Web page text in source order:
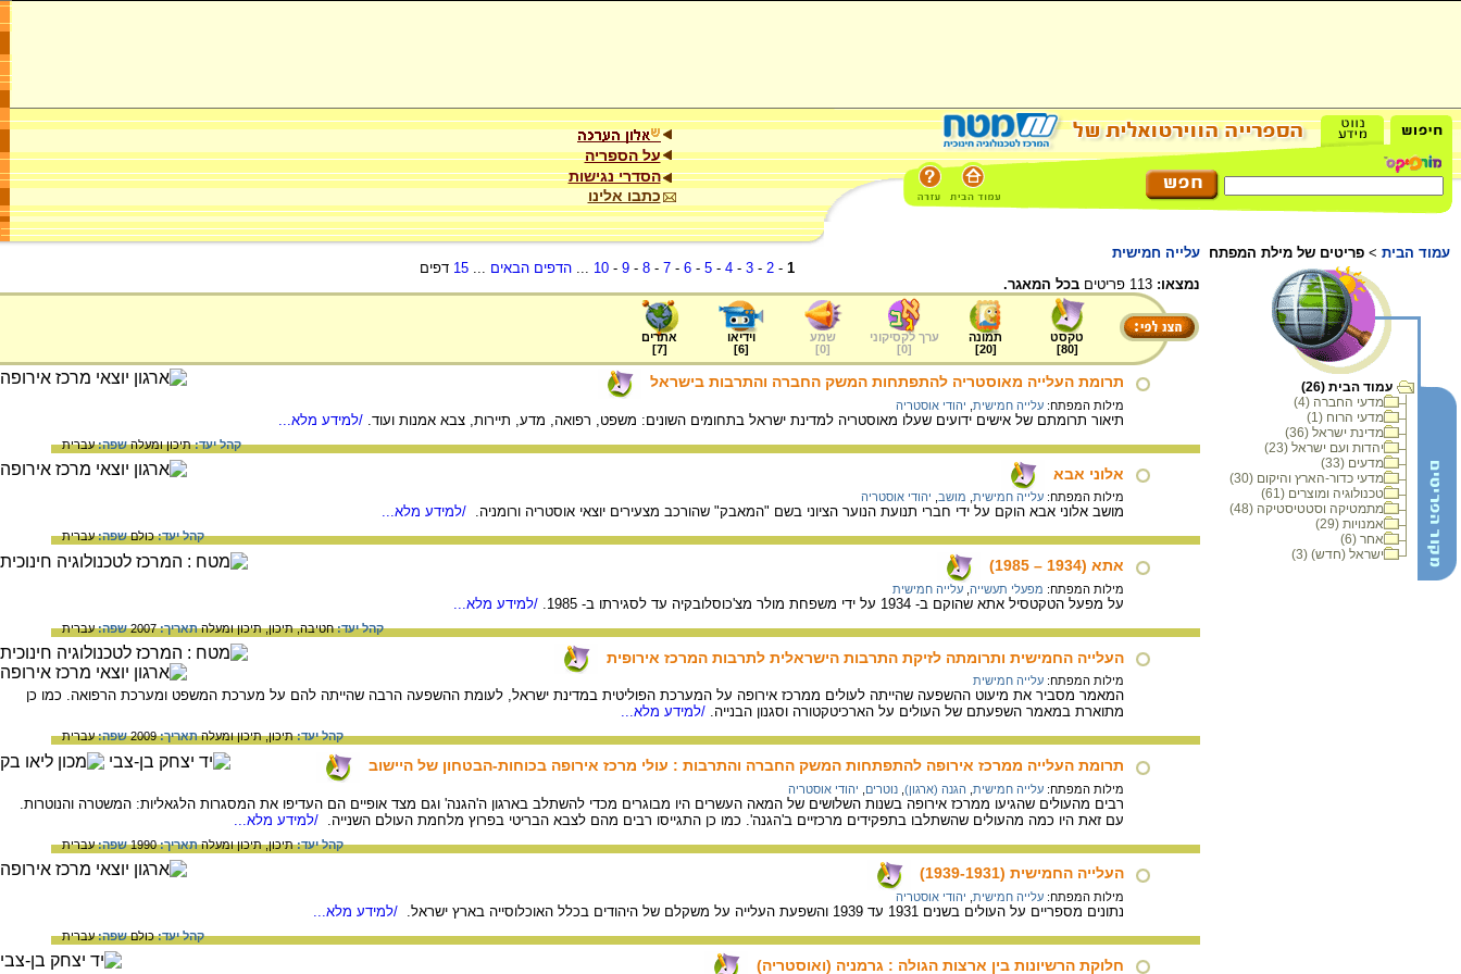
על הספריה
הסדרי נגישות
כתבו אלינו
עמוד הבית > פריטים של מילת המפתח עלייה חמישית
עמוד הבית (26)
מדעי החברה (4)
מדעי הרוח (1)
מדינת ישראל (36)
יהדות ועם ישראל (23)
מדעים (33)
מדעי כדור-הארץ והיקום (30)
טכנולוגיה ומוצרים (61)
מתמטיקה וסטטיסטיקה (48)
אמנויות (29)
אחר (6)
ישראל (חדש) (3)
1
-
2
-
3
-
4
-
5
-
6
-
7
-
8
-
9
-
10
...הדפים הבאים ...
15 דפים
נמצאו:
בכל המאגר.
טקסט
[
80
]
תמונה
[
20
]
ערך לקסיקוני
[
0
]
שמע
[
0
]
וידיאו
[
6
]
אתרים
[
7
]
תרומת העלייה מאוסטריה להתפתחות המשק החברה והתרבות בישראל
מילות המפתח: עלייה חמישית יהודי אוסטריה
תיאור תרומתם של אישים ידועים שעלו מאוסטריה למדינת ישראל בתחומים השונים: משפט, רפואה, מדע, תיירות, צבא אמנות ועוד. /למידע מלא...
קהל יעד:תיכון ומעלהשפה:עברית
אלוני אבא
מילות המפתח: עלייה חמישית מושב יהודי אוסטריה
מושב אלוני אבא הוקם על ידי חברי תנועת הנוער הציוני בשם "המאבק" שהורכב מצעירים יוצאי אוסטריה ורומניה. /למידע מלא...
קהל יעד:כולםשפה:עברית
אתא (1934 – 1985)
מילות המפתח: מפעלי תעשייה עלייה חמישית
על מפעל הטקטסיל אתא שהוקם ב- 1934 על ידי משפחת מולר מצ'כוסלובקיה עד לסגירתו ב- 1985. /למידע מלא...
קהל יעד:חטיבה,תיכון,תיכון ומעלהתאריך:2007 שפה:עברית
העלייה החמישית ותרומתה לזיקת התרבות הישראלית לתרבות המרכז אירופית
מילות המפתח: עלייה חמישית
המאמר מסביר את מיעוט ההשפעה שהייתה לעולים ממרכז אירופה על המערכת הפוליטית במדינת ישראל, לעומת ההשפעה הרבה שהייתה להם על מערכת המשפט ומערכת הרפואה. כמו כן
מתוארת במאמר השפעתם של העולים על הארכיטקטורה וסגנון הבנייה. /למידע מלא...
קהל יעד:תיכון,תיכון ומעלהתאריך:2009 שפה:עברית
תרומת העלייה ממרכז אירופה להתפתחות המשק החברה והתרבות : עולי מרכז אירופה בכוחות-הבטחון של היישוב
מילות המפתח: עלייה חמישית הגנה (ארגון) נוטרים יהודי אוסטריה
רבים מהעולים שהגיעו ממרכז אירופה בשנות השלושים של המאה העשרים היו מבוגרים מכדי להשתלב בארגון ה'הגנה' וגם מצד אופיים הם העדיפו את המסגרות הלגאליות: המשטרה והנוטרות.
עם זאת היו כמה מהעולים שהשתלבו בתפקידים מרכזיים ב'הגנה'. כמו כן התגייסו רבים מהם לצבא הבריטי בפרוץ מלחמת העולם השנייה.
/למידע מלא...
קהל יעד:תיכון,תיכון ומעלהתאריך:1990 שפה:עברית
העלייה החמישית (1939-1931)
מילות המפתח: עלייה חמישית יהודי אוסטריה
נתונים מספריים על העולים בשנים 1931 עד 1939 והשפעת העלייה על משקלם של היהודים בכלל האוכלוסייה בארץ ישראל. /למידע מלא...
קהל יעד:כולםשפה:עברית
חלוקת הרשיונות בין ארצות הגולה : גרמניה (ואוסטריה)